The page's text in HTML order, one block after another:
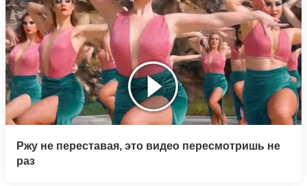
Ржу не переставая, это видео пересмотришь не
раз